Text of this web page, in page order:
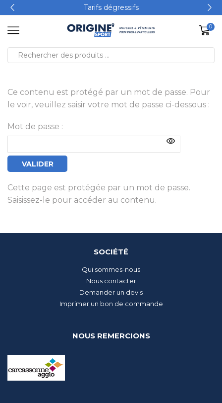
Tarifs dégressifs
0
Ce contenu est protégé par un mot de passe. Pour
le voir, veuillez saisir votre mot de passe ci-dessous :
Mot de passe :
Cette page est protégée par un mot de passe.
Saisissez-le pour accéder au contenu.
SOCIÉTÉ
Qui sommes-nous
Nous contacter
Demander un devis
Imprimer un bon de commande
NOUS REMERCIONS